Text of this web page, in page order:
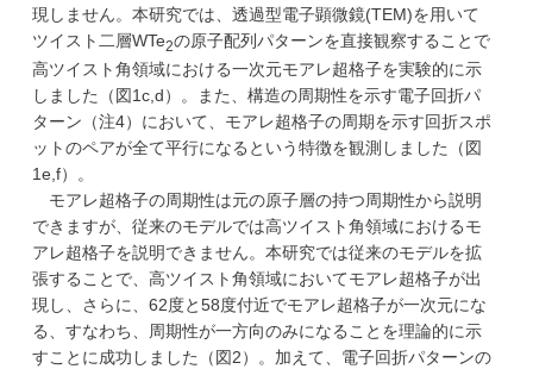
現しません。本研究では、透過型電子顕微鏡(TEM)を用いて
ツイスト二層WTe2の原子配列パターンを直接観察することで
高ツイスト角領域における一次元モアレ超格子を実験的に示
しました（図1c,d）。また、構造の周期性を示す電子回折パ
ターン（注4）において、モアレ超格子の周期を示す回折スポ
ットのペアが全て平行になるという特徴を観測しました（図
1e,f）。
モアレ超格子の周期性は元の原子層の持つ周期性から説明
できますが、従来のモデルでは高ツイスト角領域におけるモ
アレ超格子を説明できません。本研究では従来のモデルを拡
張することで、高ツイスト角領域においてモアレ超格子が出
現し、さらに、62度と58度付近でモアレ超格子が一次元にな
る、すなわち、周期性が一方向のみになることを理論的に示
すことに成功しました（図2）。加えて、電子回折パターンの